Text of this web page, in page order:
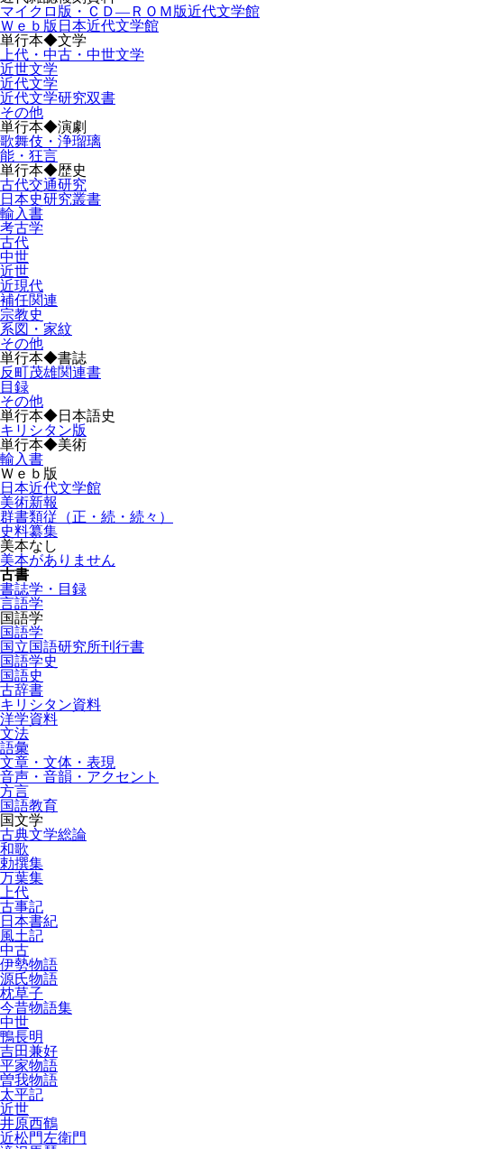
マイクロ版・ＣＤ―ＲＯＭ版近代文学館
Ｗｅｂ版日本近代文学館
単行本◆文学
上代・中古・中世文学
近世文学
近代文学
近代文学研究双書
その他
単行本◆演劇
歌舞伎・浄瑠璃
能・狂言
単行本◆歴史
古代交通研究
日本史研究叢書
輸入書
考古学
古代
中世
近世
近現代
補任関連
宗教史
系図・家紋
その他
単行本◆書誌
反町茂雄関連書
目録
その他
単行本◆日本語史
キリシタン版
単行本◆美術
輸入書
Ｗｅｂ版
日本近代文学館
美術新報
群書類従（正・続・続々）
史料纂集
美本なし
美本がありません
古書
書誌学・目録
言語学
国語学
国語学
国立国語研究所刊行書
国語学史
国語史
古辞書
キリシタン資料
洋学資料
文法
語彙
文章・文体・表現
音声・音韻・アクセント
方言
国語教育
国文学
古典文学総論
和歌
勅撰集
万葉集
上代
古事記
日本書紀
風土記
中古
伊勢物語
源氏物語
枕草子
今昔物語集
中世
鴨長明
吉田兼好
平家物語
曽我物語
太平記
近世
井原西鶴
近松門左衛門